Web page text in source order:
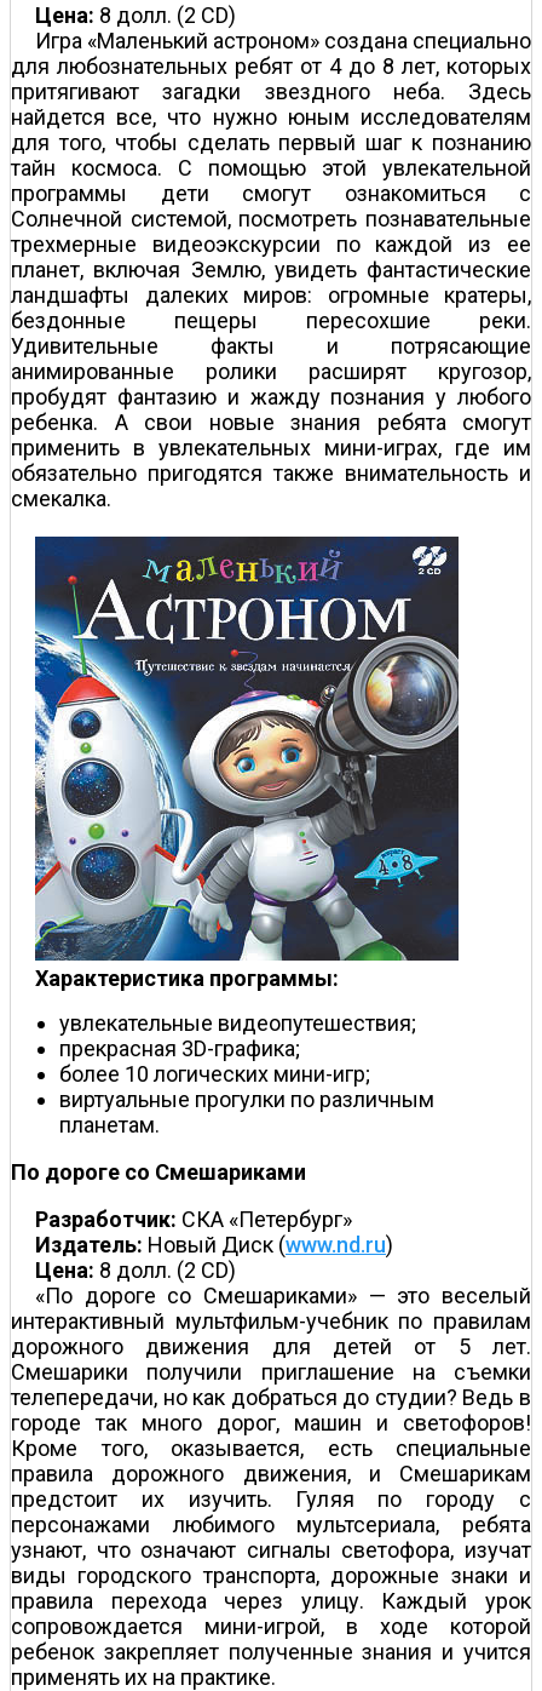
Цена: 8 долл. (2 CD)
Игра «Маленький астроном» создана специально
для любознательных ребят от 4 до 8 лет, которых
притягивают загадки звездного неба. Здесь
найдется все, что нужно юным исследователям
для того, чтобы сделать первый шаг к познанию
тайн космоса. С помощью этой увлекательной
программы дети смогут ознакомиться с
Солнечной системой, посмотреть познавательные
трехмерные видеоэкскурсии по каждой из ее
планет, включая Землю, увидеть фантастические
ландшафты далеких миров: огромные кратеры,
бездонные пещеры пересохшие реки.
Удивительные факты и потрясающие
анимированные ролики расширят кругозор,
пробудят фантазию и жажду познания у любого
ребенка. А свои новые знания ребята смогут
применить в увлекательных мини-играх, где им
обязательно пригодятся также внимательность и
смекалка.
Характеристика программы:
увлекательные видеопутешествия;
прекрасная 3D-графика;
более 10 логических мини-игр;
виртуальные прогулки по различным
планетам.
По дороге со Смешариками
Разработчик: СКА «Петербург»
Издатель: Новый Диск (www.nd.ru)
Цена: 8 долл. (2 CD)
«По дороге со Смешариками» — это веселый
интерактивный мультфильм-учебник по правилам
дорожного движения для детей от 5 лет.
Смешарики получили приглашение на съемки
телепередачи, но как добраться до студии? Ведь в
городе так много дорог, машин и светофоров!
Кроме того, оказывается, есть специальные
правила дорожного движения, и Смешарикам
предстоит их изучить. Гуляя по городу с
персонажами любимого мультсериала, ребята
узнают, что означают сигналы светофора, изучат
виды городского транспорта, дорожные знаки и
правила перехода через улицу. Каждый урок
сопровождается мини-игрой, в ходе которой
ребенок закрепляет полученные знания и учится
применять их на практике.